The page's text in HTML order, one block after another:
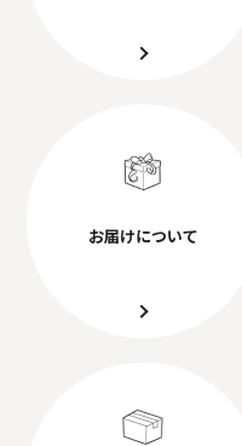
お届けについて